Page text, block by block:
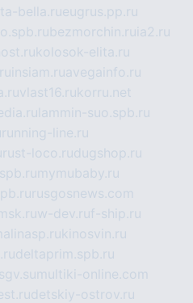
bella.rueugrus.pp.ru
bezmorchin.ru ia2.ru
kolosok-elita.ru
insiam.ruavegainfo.ru
vlast16.rukorru.net
lammin-suo.spb.ru
running-line.ru
rust-loco.rudugshop.ru
mymubaby.ru
rusgosnews.com
w-dev.ruf-ship.ru
kinosvin.ru
deltaprim.spb.ru
sgv.su multiki-online.com
detskiy-ostrov.ru